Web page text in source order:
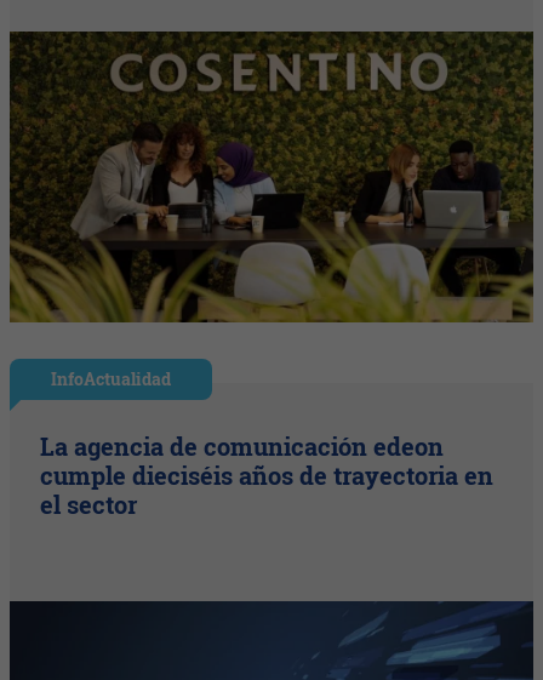
InfoActualidad
La agencia de comunicación edeon
cumple dieciséis años de trayectoria en
el sector